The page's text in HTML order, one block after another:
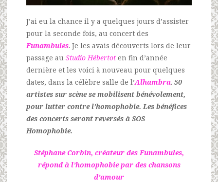
J’ai eu la chance il y a quelques jours d’assister
pour la seconde fois, au concert des
Funambules. Je les avais découverts lors de leur
passage au Studio Hébertot en fin d’année
dernière et les voici à nouveau pour quelques
dates, dans la célèbre salle de l’Alhambra. 50
artistes sur scène se mobilisent bénévolement,
pour lutter contre l’homophobie. Les bénéfices
des concerts seront reversés à SOS
Homophobie.
Stéphane Corbin, créateur des Funambules,
répond à l’homophobie par des chansons
d’amour